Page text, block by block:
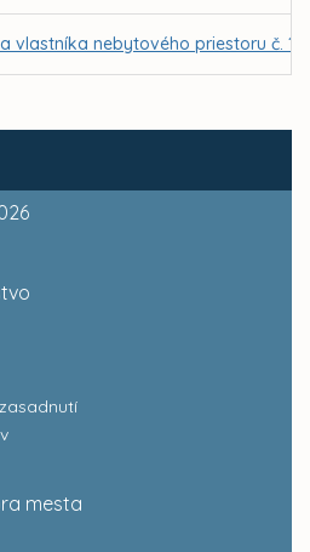
mesta
vlastníka nebytového priestoru č.